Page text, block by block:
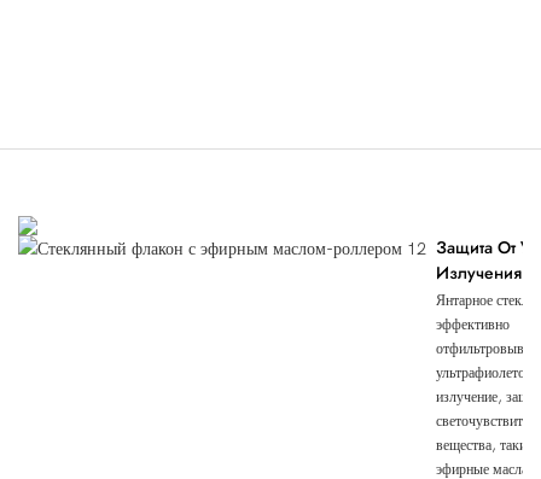
Защита От
Излучения
Янтарное стекло
эффективно
излучение,
вещества, такие
эфирные масла,